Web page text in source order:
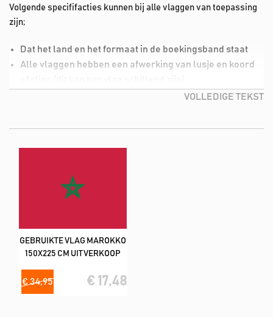
Volgende specififacties kunnen bij alle vlaggen van toepassing
zijn;
Dat het land en het formaat in de boekingsband staat
Alle vlaggen hebben een afwerking van lusje en koord
Lichte vlekjes in de vlag (deze kan je dmv de wasmiddel,
VOLLEDIGE TEKST
GEBRUIKTE VLAG MAROKKO
150X225 CM UITVERKOOP
€ 34,95 € 17,48